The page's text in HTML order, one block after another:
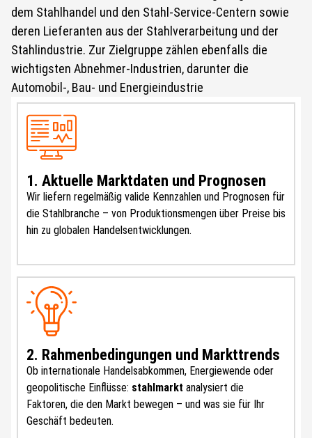
dem Stahlhandel und den Stahl-Service-Centern sowie
deren Lieferanten aus der Stahlverarbeitung und der
Stahlindustrie. Zur Zielgruppe zählen ebenfalls die
wichtigsten Abnehmer-Industrien, darunter die
Automobil-, Bau- und Energieindustrie
1. Aktuelle Marktdaten und Prognosen
Wir liefern regelmäßig valide Kennzahlen und Prognosen für
die Stahlbranche – von Produktionsmengen über Preise bis
hin zu globalen Handelsentwicklungen.
2. Rahmenbedingungen und Markttrends
Ob internationale Handelsabkommen, Energiewende oder
geopolitische Einflüsse: stahlmarkt analysiert die
Faktoren, die den Markt bewegen – und was sie für Ihr
Geschäft bedeuten.